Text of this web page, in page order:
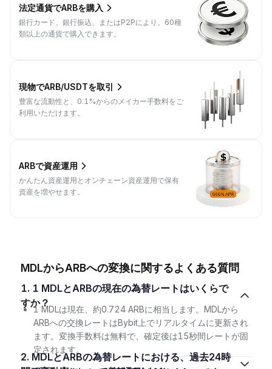
法定通貨でARBを購入
銀行カード、銀行振込、またはP2Pにより、60種
類以上の通貨で購入できます。
現物でARB/USDTを取引
豊富な流動性と、0.1%からのメイカー手数料をご
利用いただけます。
ARBで資産運用
かんたん資産運用とオンチェーン資産運用で保有
資産を増やせます。
MDLからARBへの変換に関するよくある質問
1. 1 MDLとARBの現在の為替レートはいくらで
すか？
1 MDLは現在、約0.724 ARBに相当します。MDLから
ARBへの交換レートはBybit上でリアルタイムに更新され
ます。変換手数料は無料で、確定後は15秒間レートが固
定されます。
2. MDLとARBの為替レートにおける、過去24時